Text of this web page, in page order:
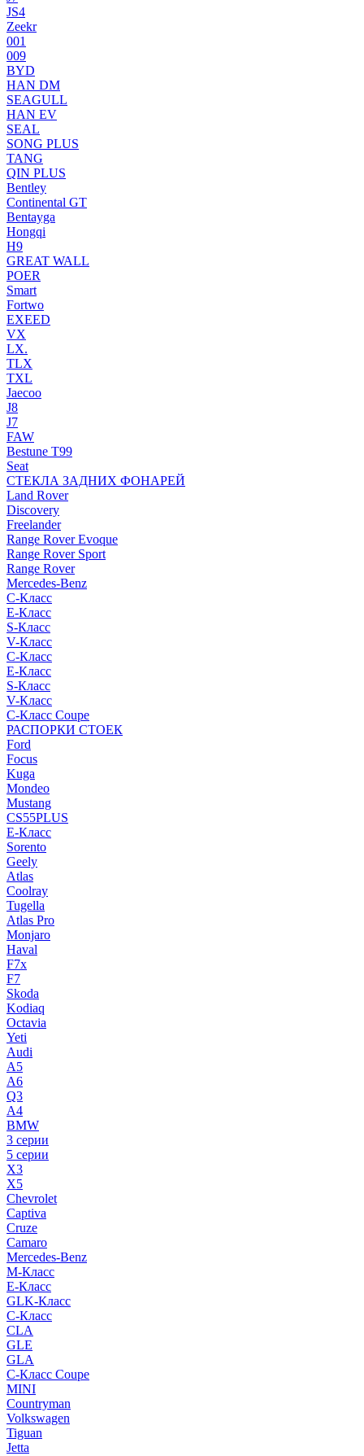
JS4
Zeekr
001
009
BYD
HAN DM
SEAGULL
HAN EV
SEAL
SONG PLUS
TANG
QIN PLUS
Bentley
Continental GT
Bentayga
Hongqi
H9
GREAT WALL
POER
Smart
Fortwo
EXEED
VX
LX.
TLX
TXL
Jaecoo
J8
J7
FAW
Bestune T99
Seat
СТЕКЛА ЗАДНИХ ФОНАРЕЙ
Land Rover
Discovery
Freelander
Range Rover Evoque
Range Rover Sport
Range Rover
Mercedes-Benz
C-Класс
E-Класс
S-Класс
V-Класс
C-Класс
E-Класс
S-Класс
V-Класс
C-Класс Coupe
РАСПОРКИ СТОЕК
Ford
Focus
Kuga
Mondeo
Mustang
CS55PLUS
E-Класс
Sorento
Geely
Atlas
Coolray
Tugella
Atlas Pro
Monjaro
Haval
F7x
F7
Skoda
Kodiaq
Octavia
Yeti
Audi
A5
A6
Q3
A4
BMW
3 серии
5 серии
X3
X5
Chevrolet
Captiva
Cruze
Camaro
Mercedes-Benz
M-Класс
E-Класс
GLK-Класс
C-Класс
CLA
GLE
GLA
C-Класс Coupe
MINI
Countryman
Volkswagen
Tiguan
Jetta